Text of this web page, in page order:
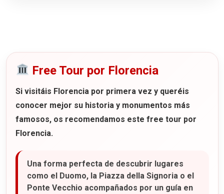
Free Tour por Florencia
Si visitáis Florencia por primera vez y queréis
conocer mejor su historia y monumentos más
famosos, os recomendamos este free tour por
Florencia.
Una forma perfecta de descubrir lugares
como el Duomo, la Piazza della Signoria o el
Ponte Vecchio acompañados por un guía en